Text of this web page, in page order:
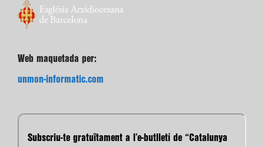
Web maquetada per:
unmon-informatic.com
Subscriu-te gratuïtament a l’e-butlletí de “Catalunya